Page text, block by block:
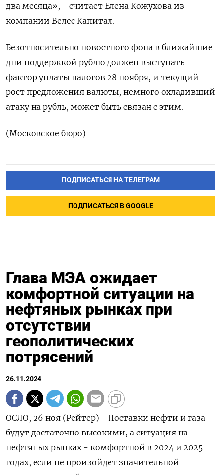
два месяца», - считает Елена Кожухова из
компании Велес Капитал.
Безотносительно новостного фона в ближайшие
дни поддержкой рублю должен выступать
фактор уплаты налогов 28 ноября, и текущий
рост предложения валюты, немного охладивший
атаку на рубль, может быть связан с этим.
(Московское бюро)
ПОДПИСАТЬСЯ НА ТЕЛЕГРАМ
ПОДПИСАТЬСЯ В GOOGLE
Глава МЭА ожидает
комфортной ситуации на
нефтяных рынках при
отсутствии
геополитических
потрясений
26.11.2024
ОСЛО, 26 ноя (Рейтер) - Поставки нефти и газа
будут достаточно высокими, а ситуация на
нефтяных рынках - комфортной в 2024 и 2025
годах, если не произойдет значительной